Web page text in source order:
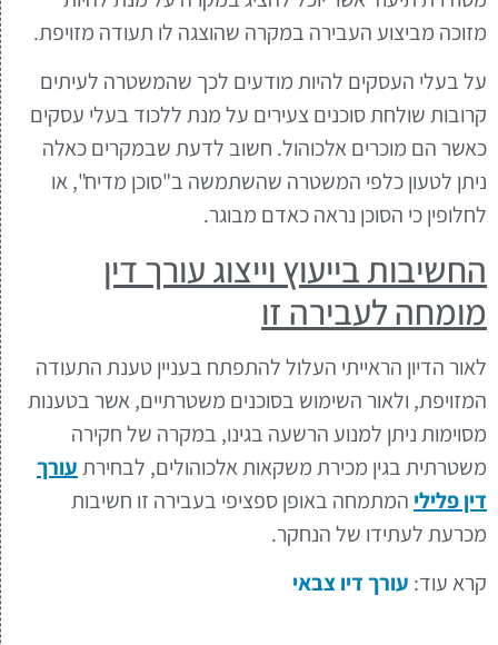
מזוכה מביצוע העבירה במקרה שהוצגה לו תעודה מזויפת.
על בעלי העסקים להיות מודעים לכך שהמשטרה לעיתים
קרובות שולחת סוכנים צעירים על מנת ללכוד בעלי עסקים
כאשר הם מוכרים אלכוהול. חשוב לדעת שבמקרים כאלה
ניתן לטעון כלפי המשטרה שהשתמשה ב"סוכן מדיח", או
לחלופין כי הסוכן נראה כאדם מבוגר.
החשיבות בייעוץ וייצוג עורך דין
מומחה לעבירה זו
לאור הדיון הראייתי העלול להתפתח בעניין טענת התעודה
המזויפת, ולאור השימוש בסוכנים משטרתיים, אשר בטענות
מסוימות ניתן למנוע הרשעה בגינו, במקרה של חקירה
משטרתית בגין מכירת משקאות אלכוהולים, לבחירתעורך
דין פלילי המתמחה באופן ספציפי בעבירה זו חשיבות
מכרעת לעתידו של הנחקר.
קרא עוד: עורך דיו צבאי